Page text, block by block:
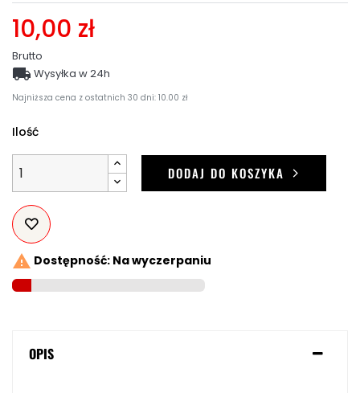
10,00 zł
Brutto
Najniższa cena z ostatnich 30 dni: 10.00 zł
 Wysyłka w 24h
Ilość
DODAJ DO KOSZYKA
 Dostępność: Na wyczerpaniu
OPIS